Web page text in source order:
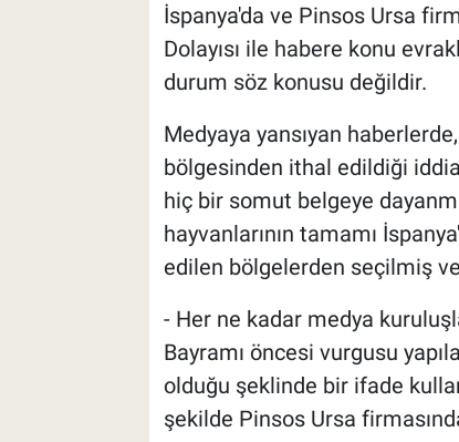
İspanya'da ve Pinsos Ursa
Dolayısı ile habere konu
durum söz konusu değildir.
Medyaya yansıyan
bölgesinden ithal edildiği
hiç bir somut belgeye
hayvanlarının tamamı
edilen bölgelerden seçilmiş
- Her ne kadar medya
Bayramı öncesi vurgusu
olduğu şeklinde bir ifade
şekilde Pinsos Ursa